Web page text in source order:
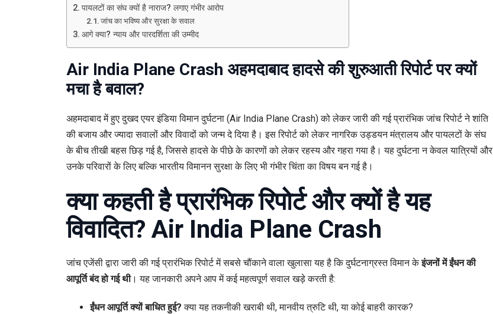
प्रारंभिक
रिपोर्ट
उठे
सवाल
पायलटों का संघ क्यों है नाराज? लगाए गंभीर आरोप
जांच का भविष्य और सुरक्षा के सवाल
आगे क्या? न्याय और पारदर्शिता की उम्मीद
Air India Plane Crash अहमदाबाद हादसे की शुरुआती रिपोर्ट पर क्यों
मचा है बवाल?
अहमदाबाद में हुए दुखद एयर इंडिया विमान दुर्घटना (Air India Plane Crash) को लेकर जारी की गई प्रारंभिक जांच रिपोर्ट ने शांति
की बजाय और ज्यादा सवालों और विवादों को जन्म दे दिया है। इस रिपोर्ट को लेकर नागरिक उड्डयन मंत्रालय और पायलटों के संघ
के बीच तीखी बहस छिड़ गई है, जिससे हादसे के पीछे के कारणों को लेकर रहस्य और गहरा गया है। यह दुर्घटना न केवल यात्रियों और
उनके परिवारों के लिए बल्कि भारतीय विमानन सुरक्षा के लिए भी गंभीर चिंता का विषय बन गई है।
क्या कहती है प्रारंभिक रिपोर्ट और क्यों है यह
विवादित? Air India Plane Crash
जांच एजेंसी द्वारा जारी की गई प्रारंभिक रिपोर्ट में सबसे चौंकाने वाला खुलासा यह है कि दुर्घटनाग्रस्त विमान केइंजनों में ईंधन की
आपूर्ति बंद हो गई थी। यह जानकारी अपने आप में कई महत्वपूर्ण सवाल खड़े करती है:
ईंधन आपूर्ति क्यों बाधित हुई? क्या यह तकनीकी खराबी थी, मानवीय त्रुटि थी, या कोई बाहरी कारक?